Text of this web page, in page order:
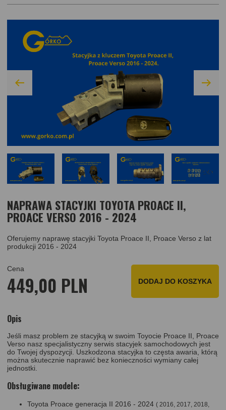
NAPRAWA STACYJKI TOYOTA PROACE II,
PROACE VERSO 2016 - 2024
Oferujemy naprawę stacyjki Toyota Proace II, Proace Verso z lat
produkcji 2016 - 2024
Cena
449,00 PLN DODAJ DO KOSZYKA
Opis
Jeśli masz problem ze stacyjką w swoim Toyocie Proace II, Proace
Verso nasz specjalistyczny serwis stacyjek samochodowych jest
do Twojej dyspozycji. Uszkodzona stacyjka to częsta awaria, którą
można skutecznie naprawić bez konieczności wymiany całej
jednostki.
Obsługiwane modele:
Toyota Proace generacja II 2016 - 2024 ( 2016, 2017, 2018,